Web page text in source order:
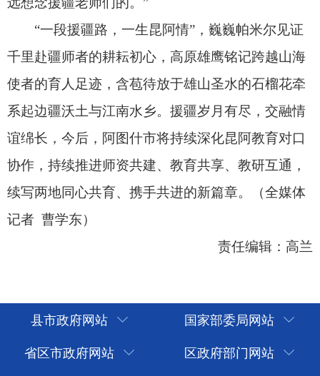
县市政府网站
国家部委局网站
省区市政府网站
区政府部门网站